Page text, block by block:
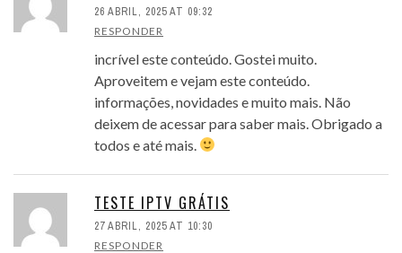
26 ABRIL, 2025 AT 09:32
RESPONDER
incrível este conteúdo. Gostei muito.
Aproveitem e vejam este conteúdo.
informações, novidades e muito mais. Não
deixem de acessar para saber mais. Obrigado a
todos e até mais.
TESTE IPTV GRÁTIS
27 ABRIL, 2025 AT 10:30
RESPONDER